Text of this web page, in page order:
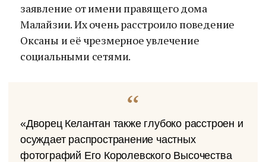
заявление от имени правящего дома
Малайзии. Их очень расстроило поведение
Оксаны и её чрезмерное увлечение
социальными сетями.
«Дворец Келантан также глубоко расстроен и
осуждает распространение частных
фотографий Его Королевского Высочества